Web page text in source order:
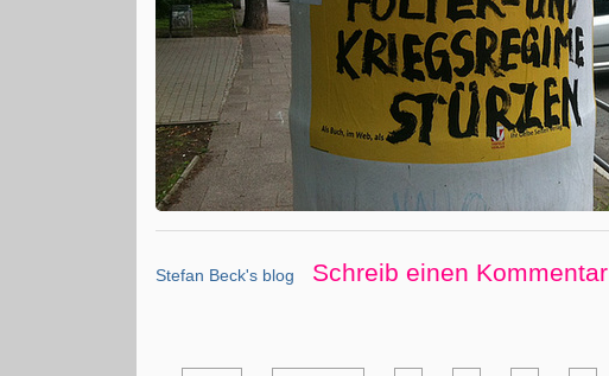
Stefan Beck's blog Schreib einen Kommentar